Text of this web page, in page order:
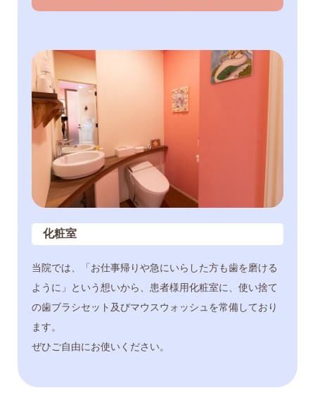
化粧室
当院では、「お仕事帰りや急にいらした方も歯を磨ける
ように」という想いから、患者様用化粧室に、使い捨て
の歯ブラシセット及びマウスウォッシュを常備しており
ます。
ぜひご自由にお使いください。